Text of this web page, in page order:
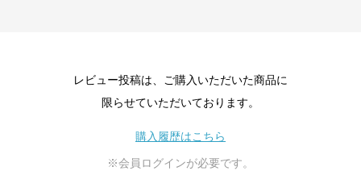
レビュー投稿は、ご購入いただいた商品に
限らせていただいております。
購入履歴はこちら
※会員ログインが必要です。